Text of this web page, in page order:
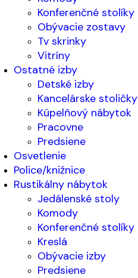
Konferenčné stolíky
Obývacie zostavy
Tv skrinky
Vitríny
Ostatné izby
Detské izby
Kancelárske stoličky
Kúpelňový nábytok
Pracovne
Predsiene
Osvetlenie
Police/knižnice
Rustikálny nábytok
Jedálenské stoly
Komody
Konferenčné stolíky
Kreslá
Obývacie izby
Predsiene